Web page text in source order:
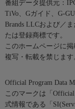
番組データ提供元：
TiVo、Gガイド、G-
Brands LLCおよび／
たは登録商標です。
このホームページに
複写・転載を禁じます
Official Program Data
このマークは「
式情報である「